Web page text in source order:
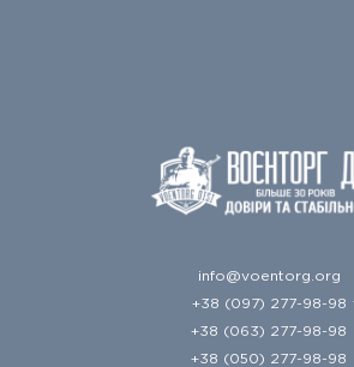
info@voentorg.org
+38 (097) 277-98-98
+38 (063) 277-98-98
+38 (050) 277-98-98